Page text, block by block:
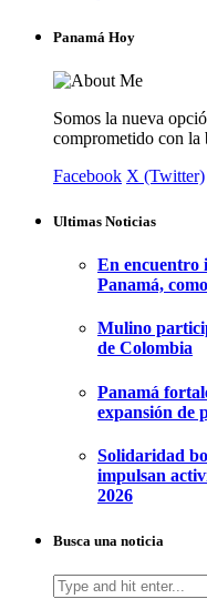
Panamá Hoy
Somos la nueva
comprometido con la
Facebook X (Twitter)
Ultimas Noticias
En encuentro
Panamá,
Mulino
de Colombia
Panamá
expansión de
Solidaridad
impulsan
2026
Busca una noticia
Search